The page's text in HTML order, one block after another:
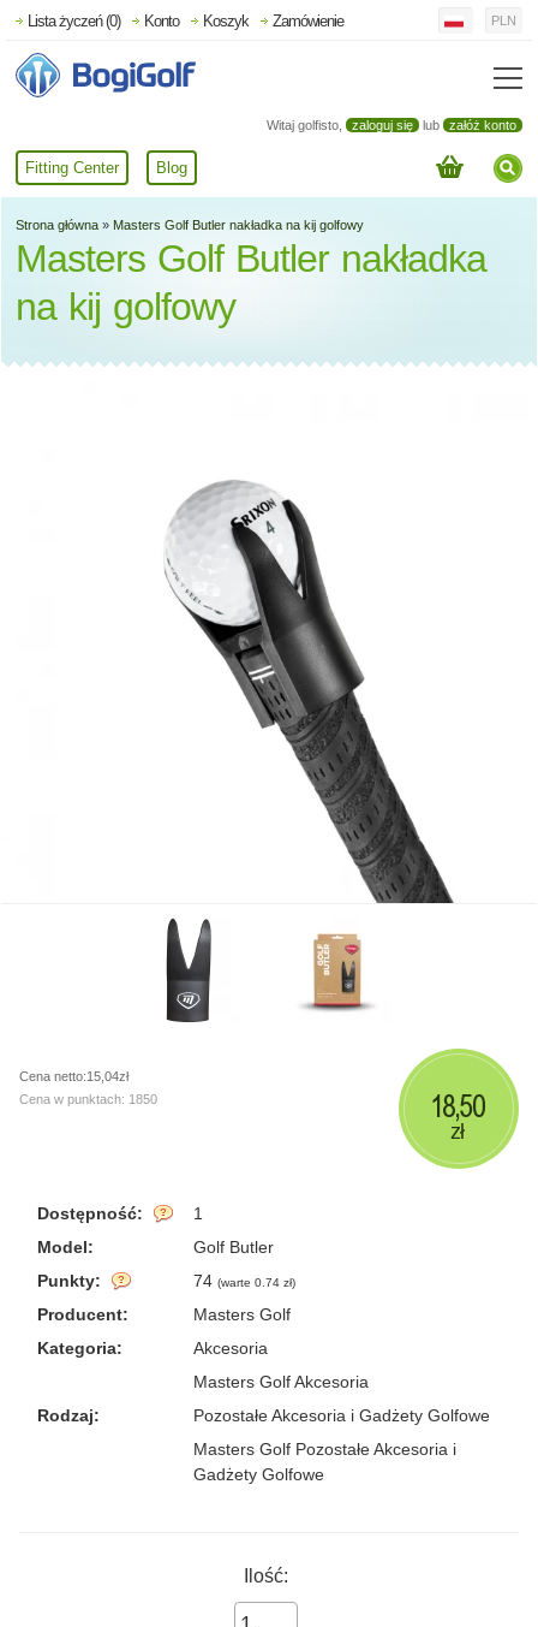
Witaj golfisto, zaloguj się lub załóż konto
Fitting Center Blog
Lista życzeń (0) Konto Koszyk Zamówienie PLN
Strona główna » Masters Golf Butler nakładka na kij golfowy
Masters Golf Butler nakładka
na kij golfowy
Dostępność:
1
Model:
Golf Butler
Punkty:
74 (warte 0.74 zł)
Producent:
Masters Golf
Kategoria:
Akcesoria
Masters Golf Akcesoria
Rodzaj:
Pozostałe Akcesoria i Gadżety Golfowe
Masters Golf Pozostałe Akcesoria i
Gadżety Golfowe
Cena netto:15,04zł
Cena w punktach: 1850
18,50
zł
Ilość: